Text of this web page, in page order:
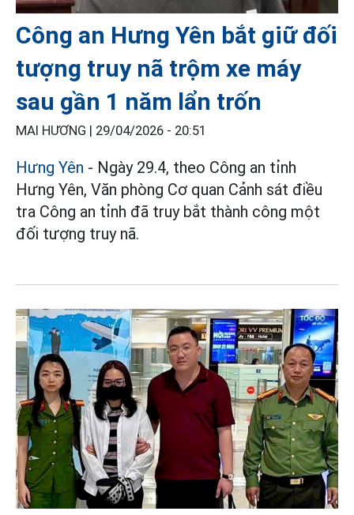
Công an Hưng Yên bắt giữ đối
tượng truy nã trộm xe máy
sau gần 1 năm lẩn trốn
MAI HƯƠNG | 29/04/2026 - 20:51
Hưng Yên - Ngày 29.4, theo Công an tỉnh
Hưng Yên, Văn phòng Cơ quan Cảnh sát điều
tra Công an tỉnh đã truy bắt thành công một
đối tượng truy nã.